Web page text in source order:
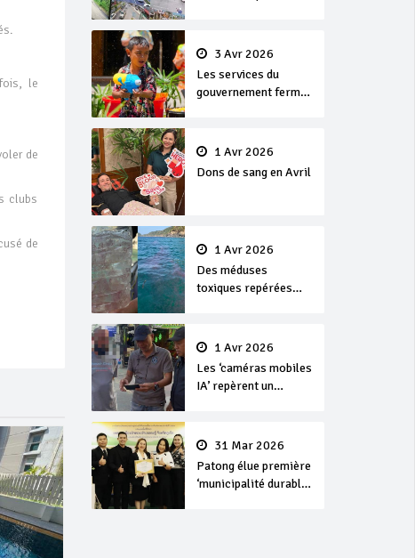
le
de
clubs
de
3 Avr 2026
Les services du
gouvernement fermés
Songkran
1 Avr 2026
Dons de sang en Avril
1 Avr 2026
Des méduses
toxiques repérées
1 Avr 2026
Les ‘caméras mobiles
IA’ repèrent un
séjour31 Mar 2026
Patong élue première
‘municipalité durable’